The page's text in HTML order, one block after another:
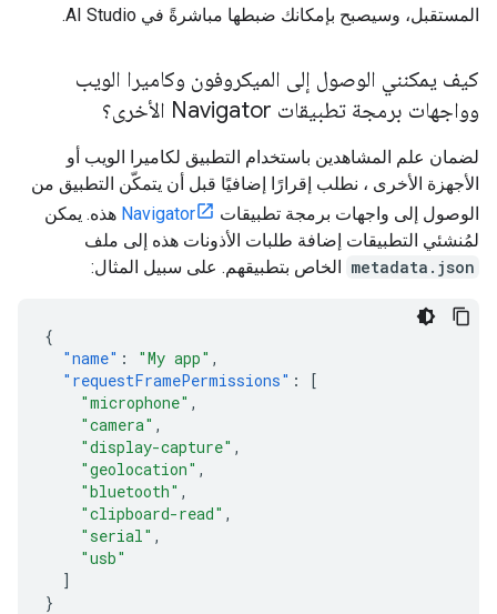
المستقبل، وسيصبح بإمكانك ضبطها مباشرةً في AI Studio.
كيف يمكنني الوصول إلى الميكروفون وكاميرا الويب
وواجهات برمجة تطبيقات Navigator الأخرى؟
لضمان علم المشاهدين باستخدام التطبيق لكاميرا الويب أو
الأجهزة الأخرى ، نطلب إقرارًا إضافيًا قبل أن يتمكّن التطبيق من
الوصول إلى واجهات برمجة تطبيقات
Navigator هذه. يمكن
لمُنشئي التطبيقات إضافة طلبات الأذونات هذه إلى ملف
metadata.json الخاص بتطبيقهم. على سبيل المثال:
{
"name" : "My app" ,
"requestFramePermissions" :
[
"microphone" ,
"camera" ,
"display-capture" ,
"geolocation" ,
"bluetooth" ,
"clipboard-read" ,
"serial" ,
"usb"
]
}